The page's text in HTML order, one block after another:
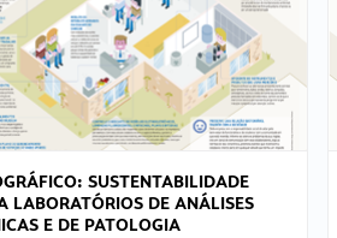
SUSTENTABILIDADE
LABORATÓRIOS DE ANÁLISES
E DE PATOLOGIA